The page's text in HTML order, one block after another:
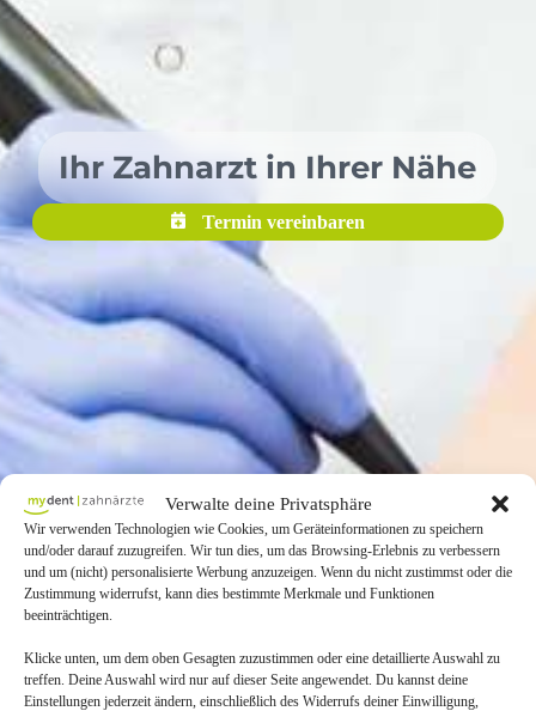
Verwalte deine Privatsphäre
Wir verwenden Technologien wie Cookies, um Geräteinformationen zu speichern
und/oder darauf zuzugreifen. Wir tun dies, um das Browsing-Erlebnis zu verbessern
und um (nicht) personalisierte Werbung anzuzeigen. Wenn du nicht zustimmst oder die
Zustimmung widerrufst, kann dies bestimmte Merkmale und Funktionen
beeinträchtigen.
Klicke unten, um dem oben Gesagten zuzustimmen oder eine detaillierte Auswahl zu
treffen. Deine Auswahl wird nur auf dieser Seite angewendet. Du kannst deine
Einstellungen jederzeit ändern, einschließlich des Widerrufs deiner Einwilligung,
Ihr Zahnarzt in Ihrer Nähe
Termin vereinbaren